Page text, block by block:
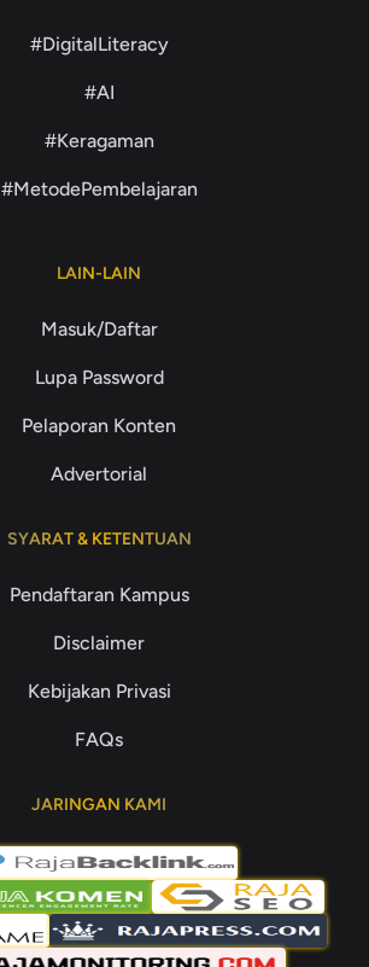
#DigitalLiteracy
#AI
#Keragaman
#MetodePembelajaran
LAIN-LAIN
Masuk/Daftar
Lupa Password
Pelaporan Konten
Advertorial
SYARAT & KETENTUAN
Pendaftaran Kampus
Disclaimer
Kebijakan Privasi
FAQs
JARINGAN KAMI